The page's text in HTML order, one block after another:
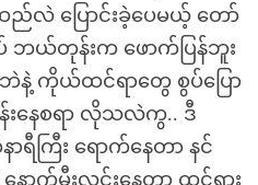
ပြောင်းခဲ့ပေမယ့် တော်
ပ် ဘယ်တုန်းက ဖောက်ပြန်ဘူး
ဘဲနဲ့ ကိုယ်ထင်ရာတွေ စွပ်ပြော
န်းနေစရာ လိုသလဲကွ.. ဒီ
ရီကြီး ရောက်နေတာ နင်
ာက်မီးလင်းနေတာ ထင်ရှား